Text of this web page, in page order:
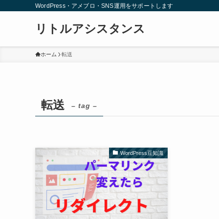
WordPress・アメブロ・SNS運用をサポートします
リトルアシスタンス
ホーム 転送
転送 – tag –
WordPress豆知識